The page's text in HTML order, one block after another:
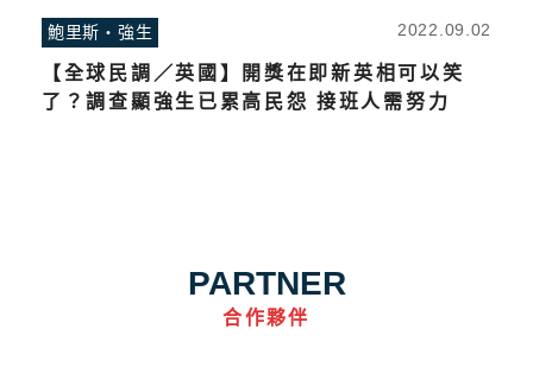
鮑里斯・強生 2022.09.02
【全球民調／英國】開獎在即新英相可以笑
了？調查顯強生已累高民怨 接班人需努力
PARTNER
合作夥伴